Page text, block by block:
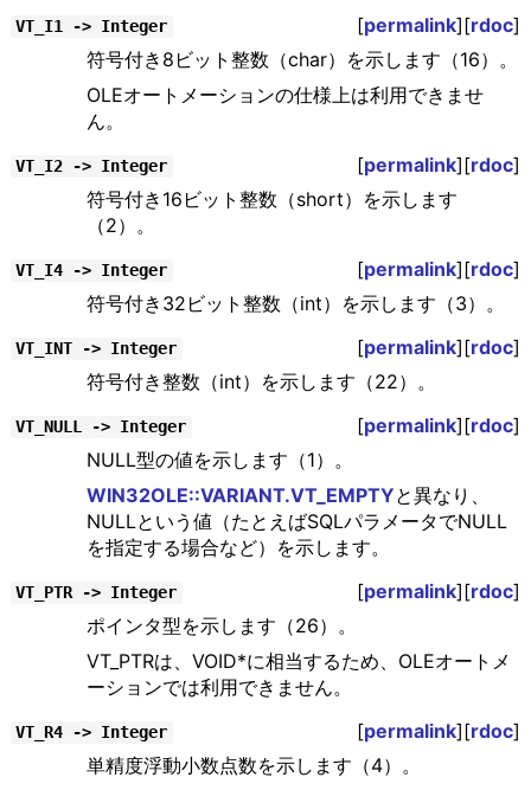
VT_I1 -> Integer [permalink][rdoc]
符号付き8ビット整数（char）を示します（16）。
OLEオートメーションの仕様上は利用できませ
ん。
VT_I2 -> Integer [permalink][rdoc]
符号付き16ビット整数（short）を示します
（2）。
VT_I4 -> Integer [permalink][rdoc]
符号付き32ビット整数（int）を示します（3）。
VT_INT -> Integer [permalink][rdoc]
符号付き整数（int）を示します（22）。
VT_NULL -> Integer [permalink][rdoc]
NULL型の値を示します（1）。
WIN32OLE::VARIANT.VT_EMPTYと異なり、
NULLという値（たとえばSQLパラメータでNULL
を指定する場合など）を示します。
VT_PTR -> Integer [permalink][rdoc]
ポインタ型を示します（26）。
VT_PTRは、VOID*に相当するため、OLEオートメ
ーションでは利用できません。
VT_R4 -> Integer [permalink][rdoc]
単精度浮動小数点数を示します（4）。